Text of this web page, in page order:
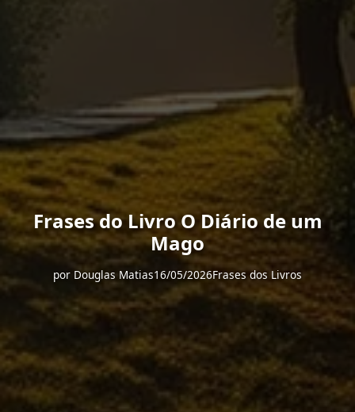
Frases do Livro O Diário de um
Mago
por Douglas Matias16/05/2026Frases dos Livros